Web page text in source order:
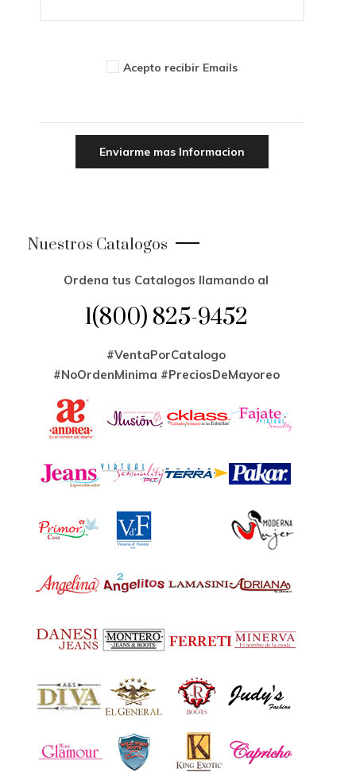
Acepto recibir Emails
Nuestros Catalogos
Ordena tus Catalogos llamando al
1(800) 825-9452
#VentaPorCatalogo
#NoOrdenMinima #PreciosDeMayoreo